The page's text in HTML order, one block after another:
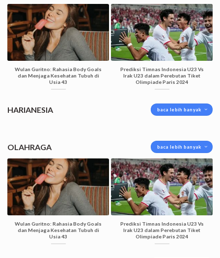
Wulan Guritno: Rahasia Body Goals
dan Menjaga Kesehatan Tubuh di
Usia 43
Prediksi Timnas Indonesia U23 Vs
Irak U23 dalam Perebutan Tiket
Olimpiade Paris 2024
HARIANESIA baca lebih banyak
OLAHRAGA baca lebih banyak
Wulan Guritno: Rahasia Body Goals
dan Menjaga Kesehatan Tubuh di
Usia 43
Prediksi Timnas Indonesia U23 Vs
Irak U23 dalam Perebutan Tiket
Olimpiade Paris 2024